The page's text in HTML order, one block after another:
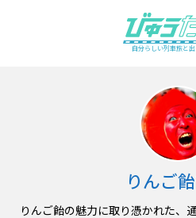
自分らしい列車旅と出
りんご
りんご飴の魅力に取り憑かれた、